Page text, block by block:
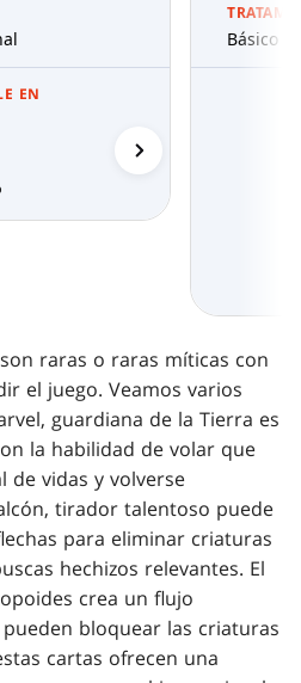
EN
Básico |
raras o raras míticas con
el juego. Veamos varios
guardiana de la Tierra es
la habilidad de volar que
de vidas y volverse
tirador talentoso puede
para eliminar criaturas
hechizos relevantes. El
crea un flujo
bloquear las criaturas
cartas ofrecen una